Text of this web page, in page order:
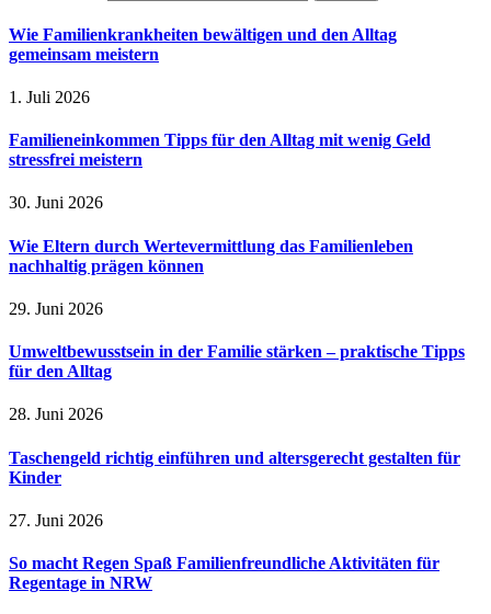
Wie Familienkrankheiten bewältigen und den Alltag
gemeinsam meistern
1. Juli 2026
Familieneinkommen Tipps für den Alltag mit wenig Geld
stressfrei meistern
30. Juni 2026
Wie Eltern durch Wertevermittlung das Familienleben
nachhaltig prägen können
29. Juni 2026
Umweltbewusstsein in der Familie stärken – praktische Tipps
für den Alltag
28. Juni 2026
Taschengeld richtig einführen und altersgerecht gestalten für
Kinder
27. Juni 2026
So macht Regen Spaß Familienfreundliche Aktivitäten für
Regentage in NRW